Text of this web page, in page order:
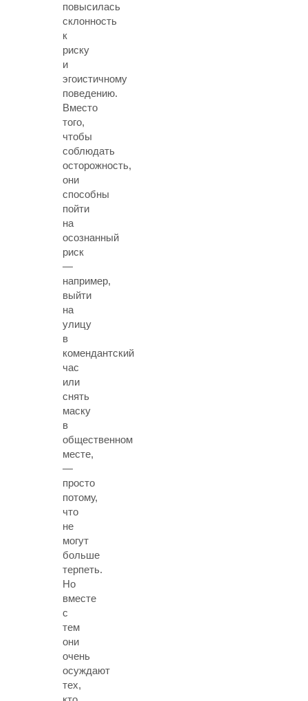
повысилась
склонность
к
риску
и
эгоистичному
поведению.
Вместо
того,
чтобы
соблюдать
осторожность,
они
способны
пойти
на
осознанный
риск
—
например,
выйти
на
улицу
в
комендантский
час
или
снять
маску
в
общественном
месте,
—
просто
потому,
что
не
могут
больше
терпеть.
Но
вместе
с
тем
они
очень
осуждают
тех,